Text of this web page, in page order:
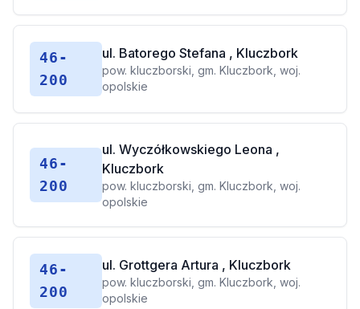
46-
200
ul. Batorego Stefana , Kluczbork
pow. kluczborski, gm. Kluczbork, woj.
opolskie
46-
200
ul. Wyczółkowskiego Leona ,
Kluczbork
pow. kluczborski, gm. Kluczbork, woj.
opolskie
46-
200
ul. Grottgera Artura , Kluczbork
pow. kluczborski, gm. Kluczbork, woj.
opolskie